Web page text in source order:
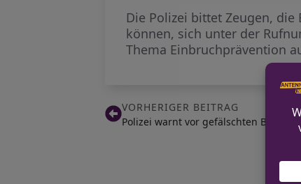
Die Polizei bittet Zeugen,
können, sich unter der
Thema Einbruchprävention
VORHERIGER BEITRAG
Polizei warnt vor gefälschten